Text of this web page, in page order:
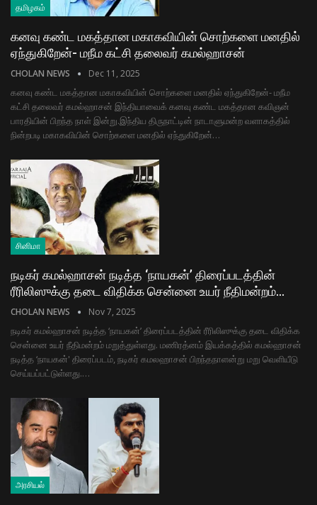
தமிழகம்
கனவு கண்ட மகத்தான மகாகவியின் சொற்களை மனதில்
ஏந்துகிறேன்- மநீம கட்சி தலைவர் கமல்ஹாசன்
CHOLAN NEWS Dec 11, 2025
கனவு கண்ட மகத்தான மகாகவியின் சொற்களை மனதில் ஏந்துகிறேன்- மநீம
கட்சி தலைவர் கமல்ஹாசன் இந்தியாவைக் கனவு கண்ட மகத்தான கவிஞன்
பாரதியின் பிறந்த நாள் இன்று.இந்திய திருநாட்டின் நாடாளுமன்ற வளாகத்தில்
நின்றபடி மகாகவியின் சொற்களை மனதில் ஏந்துகிறேன்…
சினிமா
நடிகர் கமல்ஹாசன் நடித்த ‘நாயகன்’ திரைப்படத்தின்
ரீரிலிஸுக்கு தடை விதிக்க சென்னை உயர் நீதிமன்றம்…
CHOLAN NEWS Nov 7, 2025
நடிகர் கமல்ஹாசன் நடித்த ‘நாயகன்’ திரைப்படத்தின் ரீரிலிஸுக்கு தடை விதிக்க
சென்னை உயர் நீதிமன்றம் மறுத்துள்ளது. மணிரத்னம் இயக்கத்தில் கமல்ஹாசன்
நடித்த ‘நாயகன்' திரைப்படம், நடிகர் கமலஹாசன் பிறந்தநாளன்று மறு வெளியீடு
செய்யப்பட்டுள்ளது.…
அரசியல்